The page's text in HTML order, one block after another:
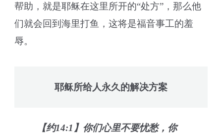
帮助，就是耶稣在这里所开的“处方”，那么他
们就会回到海里打鱼，这将是福音事工的羞
辱。
耶稣所给人永久的解决方案
【约14:1】你们心里不要忧愁，你